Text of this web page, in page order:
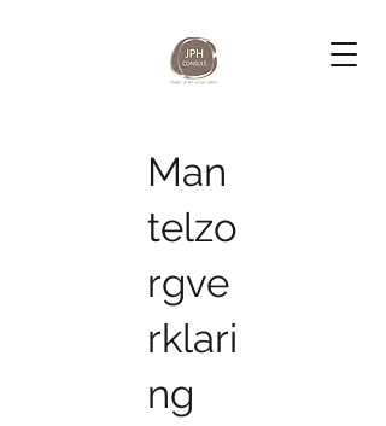
Man
telzo
rgve
rklari
ng